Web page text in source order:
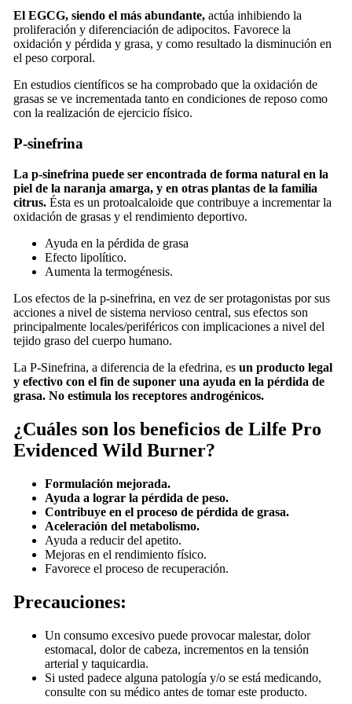
El EGCG, siendo el más abundante, actúa inhibiendo la
proliferación y diferenciación de adipocitos. Favorece la
oxidación y pérdida y grasa, y como resultado la disminución en
el peso corporal.
En estudios científicos se ha comprobado que la oxidación de
grasas se ve incrementada tanto en condiciones de reposo como
con la realización de ejercicio físico.
P-sinefrina
La p-sinefrina puede ser encontrada de forma natural en la
piel de la naranja amarga, y en otras plantas de la familia
citrus.Ésta es un protoalcaloide que contribuye a incrementar la
oxidación de grasas y el rendimiento deportivo.
Ayuda en la pérdida de grasa
Efecto lipolítico.
Aumenta la termogénesis.
Los efectos de la p-sinefrina, en vez de ser protagonistas por sus
acciones a nivel de sistema nervioso central, sus efectos son
principalmente locales/periféricos con implicaciones a nivel del
tejido graso del cuerpo humano.
La P-Sinefrina, a diferencia de la efedrina, es un producto legal
y efectivo con el fin de suponer una ayuda en la pérdida de
grasa. No estimula los receptores androgénicos.
¿Cuáles son los beneficios de Lilfe Pro
Evidenced Wild Burner?
Formulación mejorada.
Ayuda a lograr la pérdida de peso.
Contribuye en el proceso de pérdida de grasa.
Aceleración del metabolismo.
Ayuda a reducir del apetito.
Mejoras en el rendimiento físico.
Favorece el proceso de recuperación.
Precauciones:
Un consumo excesivo puede provocar malestar, dolor
estomacal, dolor de cabeza, incrementos en la tensión
arterial y taquicardia.
Si usted padece alguna patología y/o se está medicando,
consulte con su médico antes de tomar este producto.